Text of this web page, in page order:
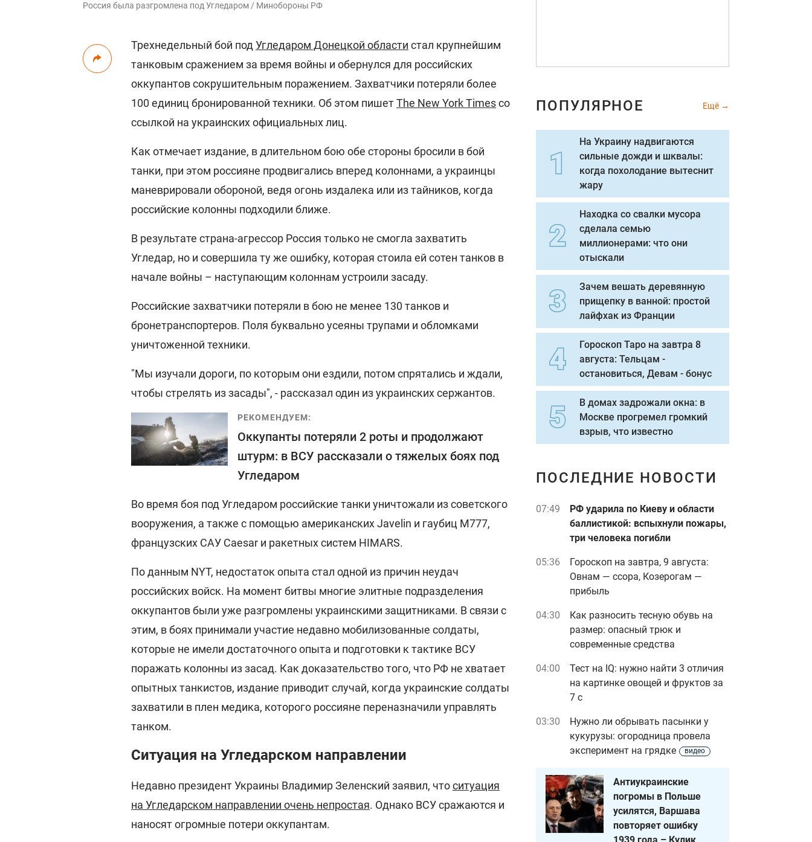
Россия была разгромлена под Угледаром / Минобороны РФ
Трехнедельный бой под Угледаром Донецкой области стал крупнейшим
танковым сражением за время войны и обернулся для российских
оккупантов сокрушительным поражением. Захватчики потеряли более
100 единиц бронированной техники. Об этом пишетThe New York Timesсо
ссылкой на украинских официальных лиц.
Как отмечает издание, в длительном бою обе стороны бросили в бой
танки, при этом россияне продвигались вперед колоннами, а украинцы
маневрировали обороной, ведя огонь издалека или из тайников, когда
российские колонны подходили ближе.
В результате страна-агрессор Россия только не смогла захватить
Угледар, но и совершила ту же ошибку, которая стоила ей сотен танков в
начале войны – наступающим колоннам устроили засаду.
Российские захватчики потеряли в бою не менее 130 танков и
бронетранспортеров. Поля буквально усеяны трупами и обломками
уничтоженной техники.
"Мы изучали дороги, по которым они ездили, потом спрятались и ждали,
чтобы стрелять из засады", - рассказал один из украинских сержантов.
РЕКОМЕНДУЕМ:
Оккупанты потеряли 2 роты и продолжают
штурм: в ВСУ рассказали о тяжелых боях под
Угледаром
Во время боя под Угледаром российские танки уничтожали из советского
вооружения, а также с помощью американских Javelin и гаубиц M777,
французских САУ Caesar и ракетных систем HIMARS.
По данным NYT, недостаток опыта стал одной из причин неудач
российских войск. На момент битвы многие элитные подразделения
оккупантов были уже разгромлены украинскими защитниками. В связи с
этим, в боях принимали участие недавно мобилизованные солдаты,
которые не имели достаточного опыта и подготовки к тактике ВСУ
поражать колонны из засад. Как доказательство того, что РФ не хватает
опытных танкистов, издание приводит случай, когда украинские солдаты
захватили в плен медика, которого россияне переназначили управлять
танком.
Ситуация на Угледарском направлении
Недавно президент Украины Владимир Зеленский заявил, чтоситуация
на Угледарском направлении очень непростая. Однако ВСУ сражаются и
наносят огромные потери оккупантам.
ПОПУЛЯРНОЕ Ещё
На Украину надвигаются
сильные дожди и шквалы:
когда похолодание вытеснит
жару
Находка со свалки мусора
сделала семью
миллионерами: что они
отыскали
Зачем вешать деревянную
прищепку в ванной: простой
лайфхак из Франции
Гороскоп Таро на завтра 8
августа: Тельцам -
остановиться, Девам - бонус
В домах задрожали окна: в
Москве прогремел громкий
взрыв, что известно
ПОСЛЕДНИЕ НОВОСТИ
07:49
РФ ударила по Киеву и области
баллистикой: вспыхнули пожары,
три человека погибли
05:36
Гороскоп на завтра, 9 августа:
Овнам — ссора, Козерогам —
прибыль
04:30
Как разносить тесную обувь на
размер: опасный трюк и
современные средства
04:00
Тест на IQ: нужно найти 3 отличия
на картинке овощей и фруктов за
7 с
03:30
Нужно ли обрывать пасынки у
кукурузы: огородница провела
эксперимент на грядке
видео
Антиукраинские
погромы в Польше
усилятся, Варшава
повторяет ошибку